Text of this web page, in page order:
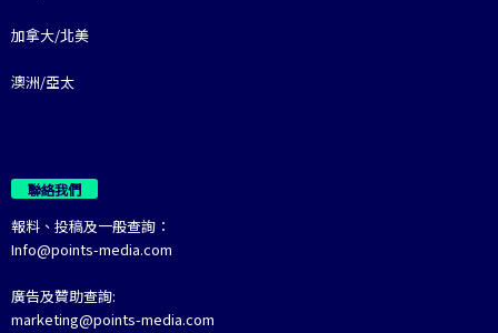
加拿大/北美
澳洲/亞太
聯絡我們
報料、投稿及一般查詢：
Info@points-media.com
廣告及贊助查詢:
marketing@points-media.com